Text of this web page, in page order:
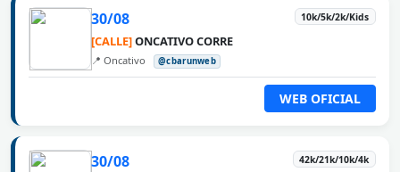
30/08 10k/5k/2k/Kids
[CALLE]ONCATIVO CORRE
📍 Oncativo @cbarunweb
WEB OFICIAL
30/08 42k/21k/10k/4k